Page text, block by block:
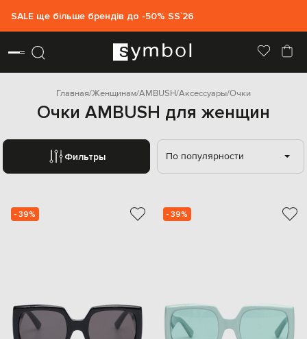
SALE ще більше брендів до -50% SS`26
Главная Женщинам AMBUSH Аксессуары Очки
Очки AMBUSH для женщин
Фильтры По популярности
- 39% - 39%